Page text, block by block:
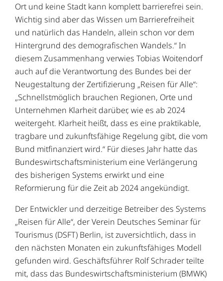
Ort und keine Stadt kann komplett barrierefrei sein.
Wichtig sind aber das Wissen um Barrierefreiheit
und natürlich das Handeln, allein schon vor dem
Hintergrund des demografischen Wandels.“ In
diesem Zusammenhang verwies Tobias Woitendorf
auch auf die Verantwortung des Bundes bei der
Neugestaltung der Zertifizierung „Reisen für Alle“:
„Schnellstmöglich brauchen Regionen, Orte und
Unternehmen Klarheit darüber, wie es ab 2024
weitergeht. Klarheit heißt, dass es eine praktikable,
tragbare und zukunftsfähige Regelung gibt, die vom
Bund mitfinanziert wird.“ Für dieses Jahr hatte das
Bundeswirtschaftsministerium eine Verlängerung
des bisherigen Systems erwirkt und eine
Reformierung für die Zeit ab 2024 angekündigt.
Der Entwickler und derzeitige Betreiber des Systems
„Reisen für Alle“, der Verein Deutsches Seminar für
Tourismus (DSFT) Berlin, ist zuversichtlich, dass in
den nächsten Monaten ein zukunftsfähiges Modell
gefunden wird. Geschäftsführer Rolf Schrader teilte
mit, dass das Bundeswirtschaftsministerium (BMWK)